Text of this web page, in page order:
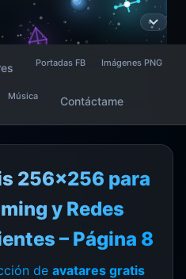
Portadas FB Imágenes PNG
Música Contáctame
256x256 para
y Redes
– Página 8
de avatares gratis